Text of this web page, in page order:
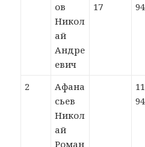
ов
Никол
ай
Андре
евич
17
2
Афана
сьев
Никол
ай
Роман